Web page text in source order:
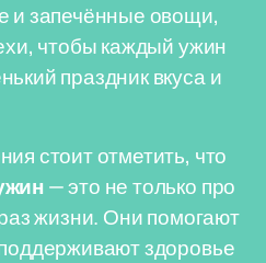
и запечённые овощи,
чтобы каждый ужин
праздник вкуса и
стоит отметить, что
— это не только про
жизни. Они помогают
здоровье